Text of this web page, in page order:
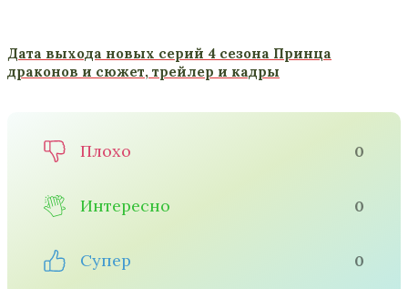
Дата выхода новых серий 4 сезона Принца
драконов и сюжет, трейлер и кадры
Плохо 0
Интересно 0
Супер 0